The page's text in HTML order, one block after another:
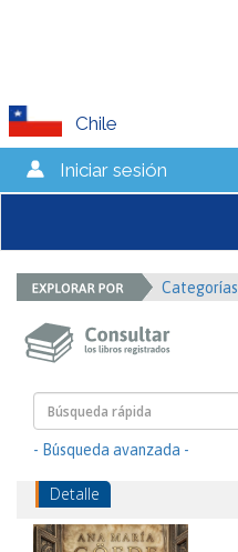
Chile
Iniciar sesión
Categorías
- Búsqueda avanzada -
Detalle